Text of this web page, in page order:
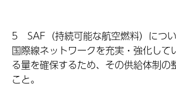
5 SAF（持続可能な航空燃料）につ
国際線ネットワークを充実・強化して
る量を確保するため、その供給体制の
こと。